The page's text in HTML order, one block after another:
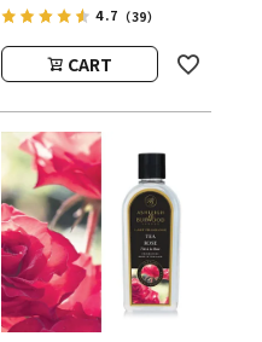
ASHLEIGH&BURWOOD
（アシュレイアンドバー
ウッド）
4.7 （39）
CART